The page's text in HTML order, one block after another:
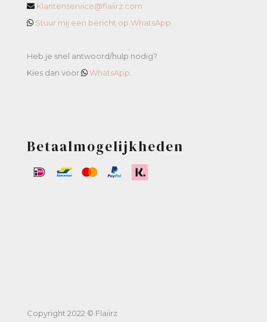
Klantenservice@flaiirz.com
Stuur mij een bericht op WhatsApp
Heb je snel antwoord/hulp nodig?
Kies dan voor
WhatsApp
Betaalmogelijkheden
Copyright 2022 © Flaiirz